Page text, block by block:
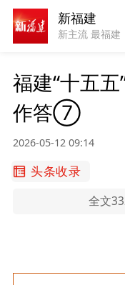
新福建
新主流 最福建
福建“十五
作答‌⑦
2026-05-12 09:14
头条收录
全文